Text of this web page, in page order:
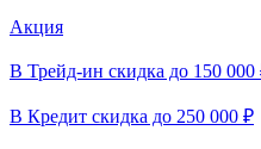
Акция
В Трейд-ин скидка до 150 000
В Кредит скидка до 250 000 ₽